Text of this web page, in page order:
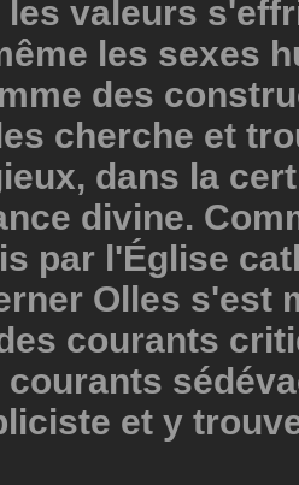
valeurs
les sexes
des
cherche et
dans la
divine.
par l'Église
Olles s'est
courants
courants
et y